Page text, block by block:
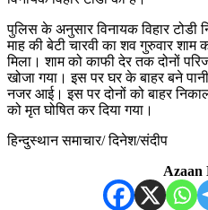
पुलिस के अनुसार विनायक विहार टोडी
माह की बेटी चारवी का शव गुरुवार
मिला। शाम को काफी देर तक दोनों
खोजा गया। इस पर घर के बाहर बने
नजर आई। इस पर दोनों को बाहर
को मृत घोषित कर दिया गया।
हिन्दुस्थान समाचार/ दिनेश/संदीप
Azaan